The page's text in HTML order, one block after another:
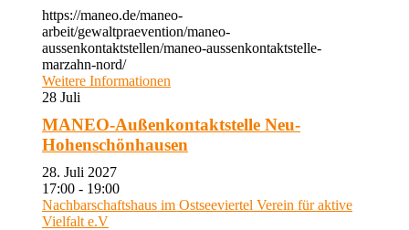
https://maneo.de/maneo-
arbeit/gewaltpraevention/maneo-
aussenkontaktstellen/maneo-aussenkontaktstelle-
marzahn-nord/
Weitere Informationen
28 Juli
MANEO-Außenkontaktstelle Neu-
Hohenschönhausen
28. Juli 2027
17:00 - 19:00
Nachbarschaftshaus im Ostseeviertel Verein für aktive
Vielfalt e.V